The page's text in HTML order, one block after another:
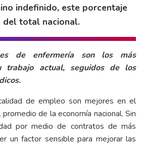
indefinido, este porcentaje
del total nacional.
de enfermería son los más
trabajo actual, seguidos de los
de empleo son mejores en el
de la economía nacional. Sin
por medio de contratos de más
un factor sensible para mejorar las